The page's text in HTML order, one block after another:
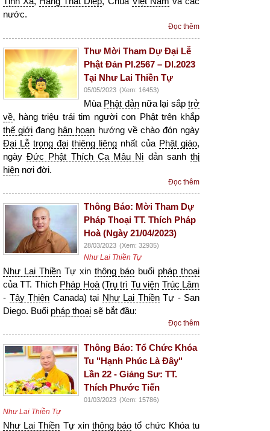
nước.
Đọc thêm
Thư Mời Tham Dự Đại Lễ
Phật Đản Pl.2567 – Dl.2023
Tại Như Lai Thiền Tự
05/05/2023 (Xem: 16453)
Mùa Phật đảnnữa lại sắptrở
về, hàng triệu trái tim người con Phật trên khắp
thế giới đang hân hoan hướng về chào đón ngày
Đại Lễ trọng đại thiêng liêng nhất của Phật giáo,
ngàyĐức Phật Thích Ca Mâu Ni đản sanhthị
hiện nơi đời.
Đọc thêm
Thông Báo: Mời Tham Dự
Pháp Thoại TT. Thích Pháp
Hoà (Ngày 21/04/2023)
28/03/2023 (Xem: 32935)
Như Lai Thiền Tự
Như Lai Thiền Tự xin thông báo buổi pháp thoại
của TT. Thích Pháp Hoà(Trụ trì Tu viện Trúc Lâm
- Tây Thiên Canada) tại Như Lai ThiềnTự - San
Diego. Buổi pháp thoại sẽ bắt đầu:
Đọc thêm
Thông Báo: Tổ Chức Khóa
Tu "Hạnh Phúc Là Đây"
Lần 22 - Giảng Sư: TT.
Thích Phước Tiến
01/03/2023 (Xem: 15786)
Như Lai Thiền Tự
Như Lai Thiền Tự xinthông báo tổ chức Khóa tu